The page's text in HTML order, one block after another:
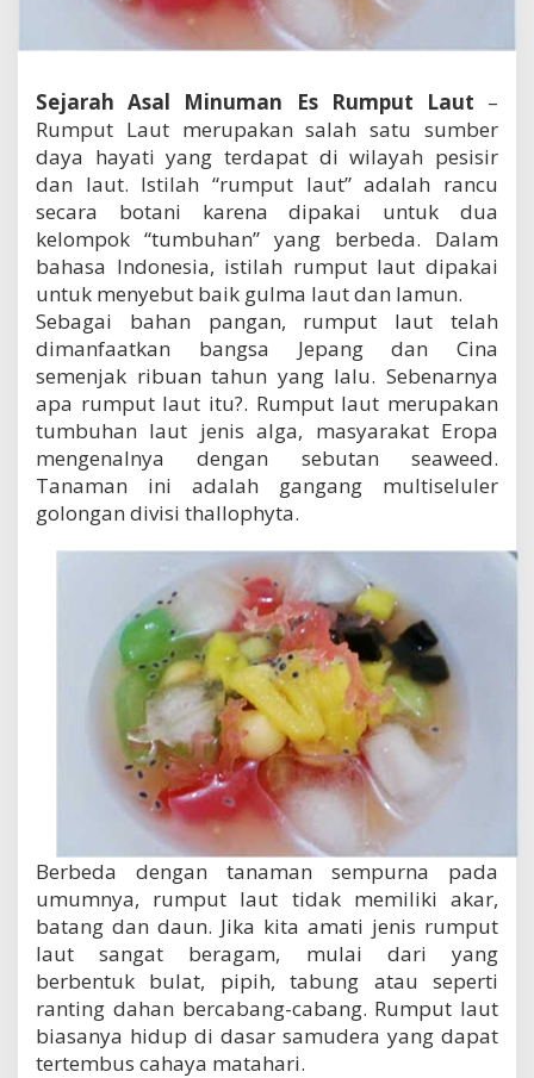
R
m
u
t
L
a
u
t
Sejarah Asal Minuman Es Rumput Laut –
Rumput Laut merupakan salah satu sumber
daya hayati yang terdapat di wilayah pesisir
dan laut. Istilah “rumput laut” adalah rancu
secara botani karena dipakai untuk dua
kelompok “tumbuhan” yang berbeda. Dalam
bahasa Indonesia, istilah rumput laut dipakai
untuk menyebut baik gulma laut dan lamun.
Sebagai bahan pangan, rumput laut telah
dimanfaatkan bangsa Jepang dan Cina
semenjak ribuan tahun yang lalu. Sebenarnya
apa rumput laut itu?. Rumput laut merupakan
tumbuhan laut jenis alga, masyarakat Eropa
mengenalnya dengan sebutan seaweed.
Tanaman ini adalah gangang multiseluler
golongan divisi thallophyta.
Berbeda dengan tanaman sempurna pada
umumnya, rumput laut tidak memiliki akar,
batang dan daun. Jika kita amati jenis rumput
laut sangat beragam, mulai dari yang
berbentuk bulat, pipih, tabung atau seperti
ranting dahan bercabang-cabang. Rumput laut
biasanya hidup di dasar samudera yang dapat
tertembus cahaya matahari.